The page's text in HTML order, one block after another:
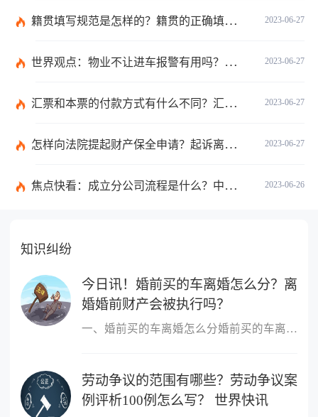
2023-06-27
籍贯填写规范是怎样的？籍贯的正确填写规范是什么？-天天微动态
2023-06-27
世界观点：物业不让进车报警有用吗？小区不让业主进车该怎么投诉？
2023-06-27
汇票和本票的付款方式有什么不同？汇票和本票包含的交易数有什么不同？ 环球今热点
2023-06-27
怎样向法院提起财产保全申请？起诉离婚能申请财产保全吗？_全球快播
2023-06-26
焦点快看：成立分公司流程是什么？中华人民共和国公司登记管理条例第四十七条是什么？
知识纠纷
今日讯！婚前买的车离婚怎么分？离
婚婚前财产会被执行吗？
一、婚前买的车离婚怎么分婚前买的车离婚，除另有约定外，一般归个
劳动争议的范围有哪些？劳动争议案
例评析100例怎么写？ 世界快讯